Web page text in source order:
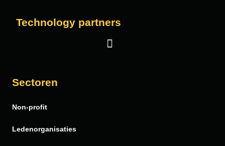
Technology partners
Sectoren
Non-profit
Ledenorganisaties